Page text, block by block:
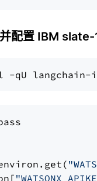
并配置 IBM